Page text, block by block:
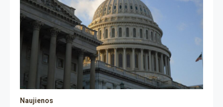
Naujienos